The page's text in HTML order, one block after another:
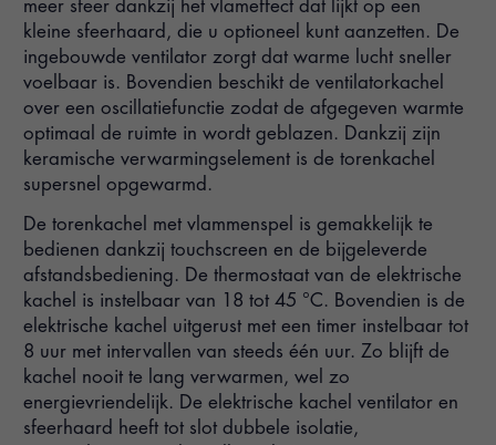
meer sfeer dankzij het vlameffect dat lijkt op een
kleine sfeerhaard, die u optioneel kunt aanzetten. De
ingebouwde ventilator zorgt dat warme lucht sneller
voelbaar is. Bovendien beschikt de ventilatorkachel
over een oscillatiefunctie zodat de afgegeven warmte
optimaal de ruimte in wordt geblazen. Dankzij zijn
keramische verwarmingselement is de torenkachel
supersnel opgewarmd.
De torenkachel met vlammenspel is gemakkelijk te
bedienen dankzij touchscreen en de bijgeleverde
afstandsbediening. De thermostaat van de elektrische
kachel is instelbaar van 18 tot 45 °C. Bovendien is de
elektrische kachel uitgerust met een timer instelbaar tot
8 uur met intervallen van steeds één uur. Zo blijft de
kachel nooit te lang verwarmen, wel zo
energievriendelijk. De elektrische kachel ventilator en
sfeerhaard heeft tot slot dubbele isolatie,